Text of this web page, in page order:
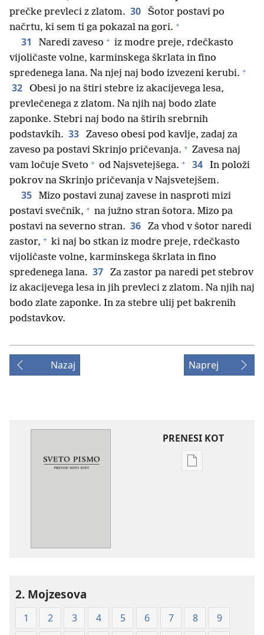
prečke prevleci z zlatom. 30
Šotor postavi po
načrtu, ki sem ti ga pokazal na gori. +
31 Naredi zaveso + iz modre preje, rdečkasto
vijoličaste volne, karminskega škrlata in fino
spredenega lana. Na njej naj bodo izvezeni kerubi. +
32
Obesi jo na štiri stebre iz akacijevega lesa,
prevlečenega z zlatom. Na njih naj bodo zlate
zaponke. Stebri naj bodo na štirih srebrnih
podstavkih. 33
Zaveso obesi pod kavlje, zadaj za
zaveso pa postavi Skrinjo pričevanja. + Zavesa naj
vam ločuje Sveto + od Najsvetejšega. + 34
In položi
pokrov na Skrinjo pričevanja v Najsvetejšem.
35
Mizo postavi zunaj zavese in nasproti mizi
postavi svečnik, + na južno stran šotora. Mizo pa
postavi na severno stran. 36
Za vhod v šotor naredi
zastor, + ki naj bo stkan iz modre preje, rdečkasto
vijoličaste volne, karminskega škrlata in fino
spredenega lana. 37
Za zastor pa naredi pet stebrov
iz akacijevega lesa in jih prevleci z zlatom. Na njih naj
bodo zlate zaponke. In za stebre ulij pet bakrenih
podstavkov.
Nazaj Naprej
PRENESI KOT
Možnosti
(izdano 2009)
2. Mojzesova
1 2 3 4 5 6 7 8
9